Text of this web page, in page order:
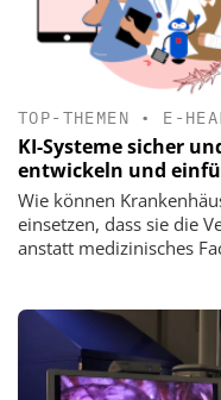
TOP-THEMEN • E-
KI-Systeme sicher
entwickeln und
Wie können
einsetzen, dass sie die
anstatt medizinisches